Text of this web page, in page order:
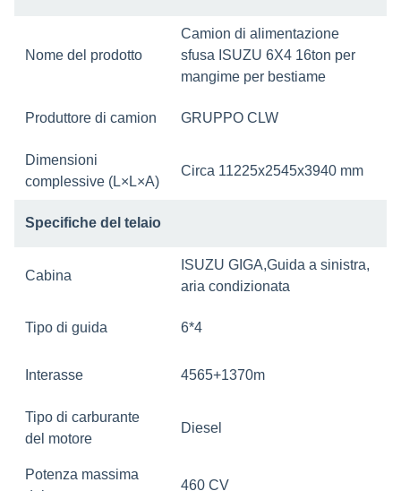
Nome del prodotto
Camion di alimentazione
sfusa ISUZU 6X4 16ton per
mangime per bestiame
Produttore di camion GRUPPO CLW
Dimensioni
complessive (L×L×A)
Circa 11225x2545x3940 mm
Specifiche del telaio
Cabina
ISUZU GIGA,Guida a sinistra,
aria condizionata
Tipo di guida 6*4
Interasse 4565+1370m
Tipo di carburante
del motore
Diesel
Potenza massima
460 CV